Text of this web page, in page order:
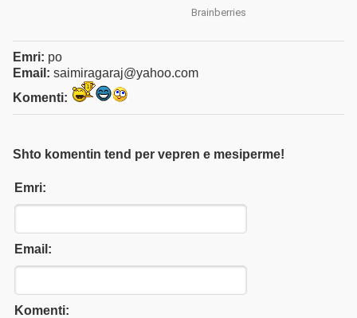
Emri: po
Email: saimiragaraj@yahoo.com
Komenti:
Shto komentin tend per vepren e mesiperme!
Emri:
Email:
Komenti: